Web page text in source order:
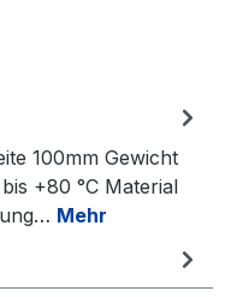
100mm Gewicht
+80 °C Material
Mehr